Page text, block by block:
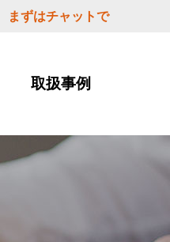
まずはチャットで
取扱事例